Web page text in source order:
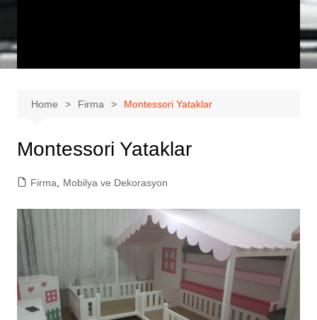
Home Firma Montessori Yataklar
Montessori Yataklar
Firma Mobilya ve Dekorasyon